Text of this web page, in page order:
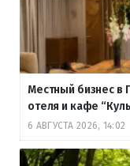
Местный бизнес в
отеля и кафе
6 АВГУСТА 2026, 14:02